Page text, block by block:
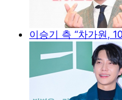
이승기 측 “차가원,